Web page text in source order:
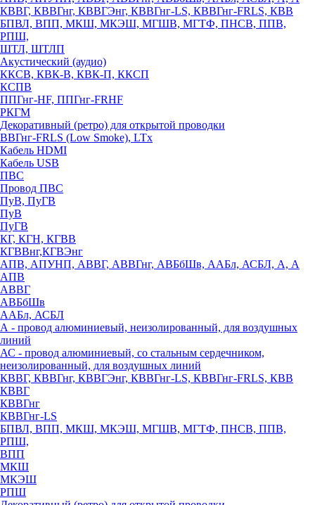
КВВГ, КВВГнг, КВВГЭнг, КВВГнг-LS, КВВГнг-FRLS, КВВ
БПВЛ, ВПП, МКШ, МКЭШ, МГШВ, МГТФ, ПНСВ, ППВ,
РПШ,
ШТЛ, ШТЛП
Акустический (аудио)
ККСВ, КВК-В, КВК-П, ККСП
КСПВ
ППГнг-HF, ППГнг-FRHF
РКГМ
Декоративный (ретро) для открытой проводки
ВВГнг-FRLS (Low Smoke), LTx
Кабель HDMI
Кабель USB
ПВС
Провод ПВС
ПуВ, ПуГВ
ПуВ
ПуГВ
КГ, КГН, КГВВ
КГВВнг,КГВЭнг
АПВ, АПУНП, АВВГ, АВВГнг, АВБбШв, ААБл, АСБЛ, А, А
АПВ
АВВГ
АВБбШв
ААБл, АСБЛ
А - провод алюминиевый, неизолированный, для воздушных
линий
АС - провод алюминиевый, со стальным сердечником,
неизолированный, для воздушных линий
КВВГ, КВВГнг, КВВГЭнг, КВВГнг-LS, КВВГнг-FRLS, КВВ
КВВГ
КВВГнг
КВВГнг-LS
БПВЛ, ВПП, МКШ, МКЭШ, МГШВ, МГТФ, ПНСВ, ППВ,
РПШ,
ВПП
МКШ
МКЭШ
РПШ